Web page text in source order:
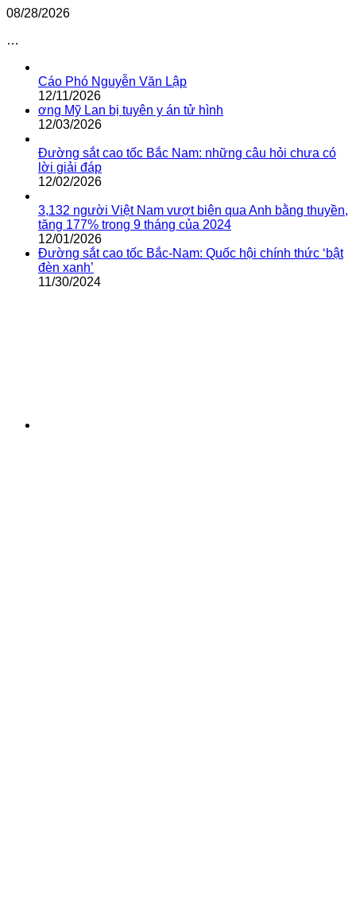
08/28/2026
…
Cáo Phó Nguyễn Văn Lập
12/11/2026
ơng Mỹ Lan bị tuyên y án tử hình
12/03/2026
Đường sắt cao tốc Bắc Nam: những câu hỏi chưa có
lời giải đáp
12/02/2026
3,132 người Việt Nam vượt biên qua Anh bằng thuyền,
tăng 177% trong 9 tháng của 2024
12/01/2026
Đường sắt cao tốc Bắc-Nam: Quốc hội chính thức ‘bật
đèn xanh’
11/30/2024